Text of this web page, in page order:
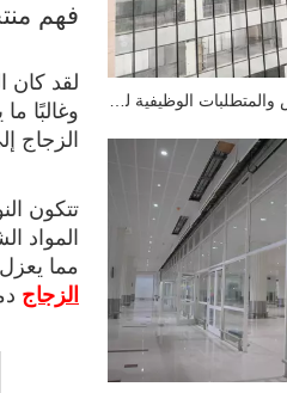
فهم
لقد كان
وغالبًا
الزجاج
تتكون
المواد
مما
الزجاج